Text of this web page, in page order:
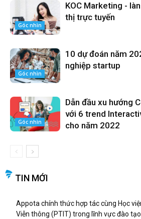
Góc nhìn
KOC Marketing -
thị trực tuyến
Góc nhìn
10 dự đoán năm
nghiệp startup
Góc nhìn
Dẫn đầu xu hướng
với 6 trend
cho năm 2022
TIN MỚI
Appota chính thức hợp tác cùng Học
Viễn thông (PTIT) trong lĩnh vực đào